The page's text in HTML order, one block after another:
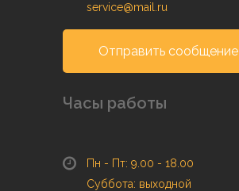
service@mail.ru
Отправить сообщение
Часы работы
Пн - Пт: 9.00 - 18.00
Суббота: выходной